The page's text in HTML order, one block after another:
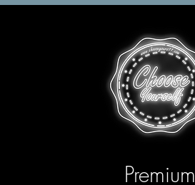
Premium